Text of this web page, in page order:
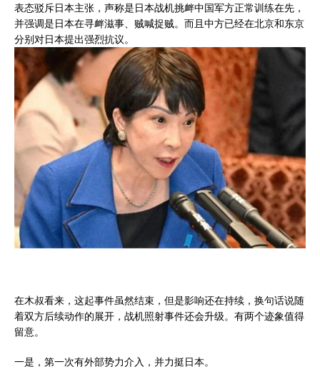
表态驳斥日本主张，声称是日本战机挑衅中国军方正常训练在先，
并强调是日本在寻衅滋事、贼喊捉贼。而且中方已经在北京和东京
分别对日本提出强烈抗议。
在木叔看来，这起事件虽然结束，但是影响还在持续，换句话说随
着双方后续动作的展开，战机照射事件还会升级。有两个迹象值得
留意。
一是，第一次有外部势力介入，并力挺日本。